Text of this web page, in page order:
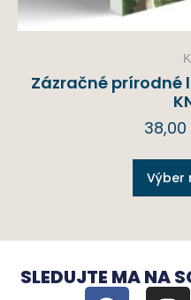
Zázračné prírodné
38,00
Výber
SLEDUJTE MA NA